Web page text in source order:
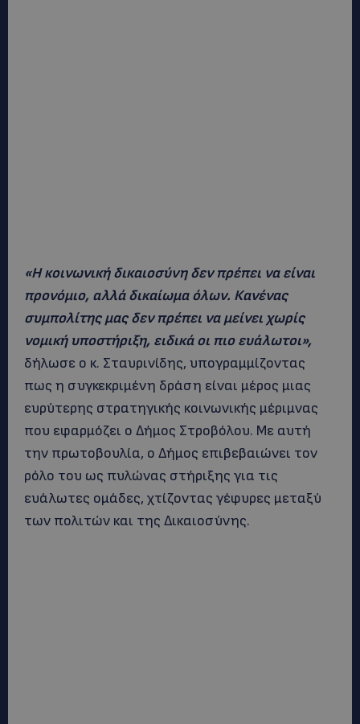
«Η κοινωνική δικαιοσύνη δεν πρέπει να είναι
προνόμιο, αλλά δικαίωμα όλων. Κανένας
συμπολίτης μας δεν πρέπει να μείνει χωρίς
νομική υποστήριξη, ειδικά οι πιο ευάλωτοι»,
δήλωσε ο κ. Σταυρινίδης, υπογραμμίζοντας
πως η συγκεκριμένη δράση είναι μέρος μιας
ευρύτερης στρατηγικής κοινωνικής μέριμνας
που εφαρμόζει ο Δήμος Στροβόλου. Με αυτή
την πρωτοβουλία, ο Δήμος επιβεβαιώνει τον
ρόλο του ως πυλώνας στήριξης για τις
ευάλωτες ομάδες, χτίζοντας γέφυρες μεταξύ
των πολιτών και της Δικαιοσύνης.